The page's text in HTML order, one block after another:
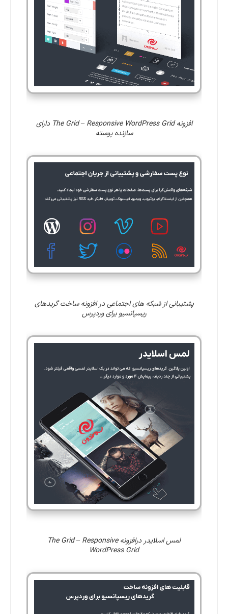
افزونه The Grid – Responsive WordPress Grid دارای
سازنده پوسته
پشتیبانی از شبکه های اجتماعی در افزونه ساخت گریدهای
ریسپانسیو برای وردپرس
لمس اسلایدر درافزونه The Grid – Responsive
WordPress Grid